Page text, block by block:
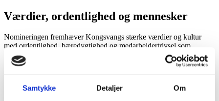
Samtykke Detaljer Om
Værdier, ordentlighed og mennesker
Nomineringen fremhæver Kongsvangs stærke værdier og kultur
med ordentlighed, bæredygtighed og medarbejdertrivsel som
grundstenen i alt, vi gør. Som Svanemærket virksomhed arbejder vi
målrettet med ESG og en fossilfri fremtid, og vi investerer stærkt i
Vi tror på, at konkurrencekraft og ansvar går hånd i hånd, fordi